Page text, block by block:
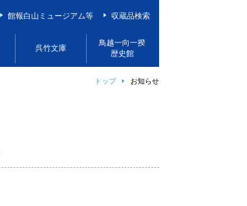
館報白山ミュージアム等 収蔵品検索
呉竹文庫
鳥越一向一揆
歴史館
トップ お知らせ